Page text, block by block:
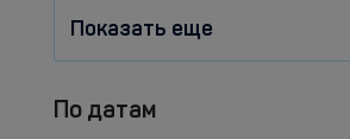
Показать еще
По датам